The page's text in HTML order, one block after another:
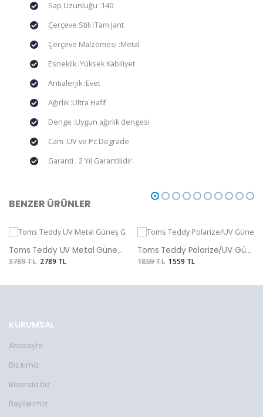
Sap Uzunluğu :140
Çerçeve Stili :Tam Jant
Çerçeve Malzemesi :Metal
Esneklik :Yüksek Kabiliyet
Antialerjik :Evet
Ağırlık :Ultra Hafif
Denge :Uygun ağırlık dengesi
Cam :UV ve Pc Degrade
Garanti : 2 Yıl Garantilidir.
BENZER ÜRÜNLER
Toms Teddy UV Metal Güneş Gözlüğü
3789 TL 2789 TL
Toms Teddy Polarize/UV Güneş Gözlüğü
1859 TL 1559 TL
KURUMSAL
Anasayfa
Biz kimiz
Basında biz
Bayilerimiz